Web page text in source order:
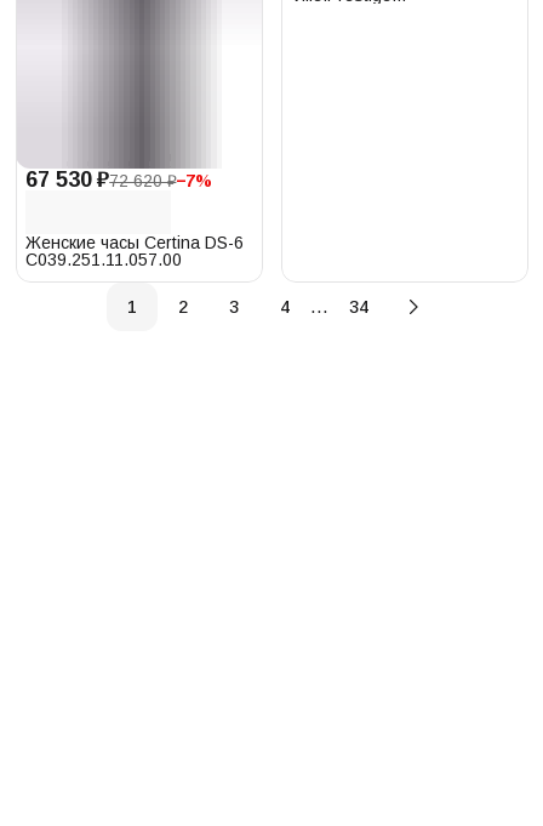
67 530 ₽72 620 ₽−7%
Женские часы Certina DS-6
C039.251.11.057.00
1 2 3 4 … 34